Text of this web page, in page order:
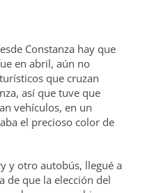
Constanza hay que
en abril, aún no
que cruzan
así que tuve que
vehículos, en un
el precioso color de
y otro autobús, llegué a
de que la elección del